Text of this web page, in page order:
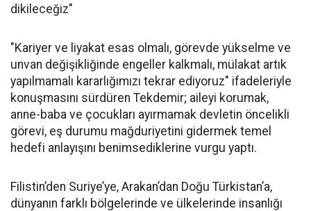
dikileceğiz"
"Kariyer ve liyakat esas olmalı, görevde yükselme ve
unvan değişikliğinde engeller kalkmalı, mülakat artık
yapılmamalı kararlığımızı tekrar ediyoruz" ifadeleriyle
konuşmasını sürdüren Tekdemir; aileyi korumak,
anne-baba ve çocukları ayırmamak devletin öncelikli
görevi, eş durumu mağduriyetini gidermek temel
hedefi anlayışını benimsediklerine vurgu yaptı.
Filistin’den Suriye’ye, Arakan’dan Doğu Türkistan’a,
dünyanın farklı bölgelerinde ve ülkelerinde insanlığı